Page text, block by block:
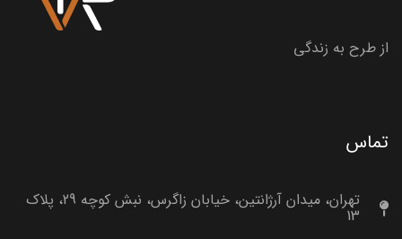
از طرح به زندگی
تماس
تهران، میدان آرژانتین، خیابان زاگرس، نبش کوچه 29، پلاک
13